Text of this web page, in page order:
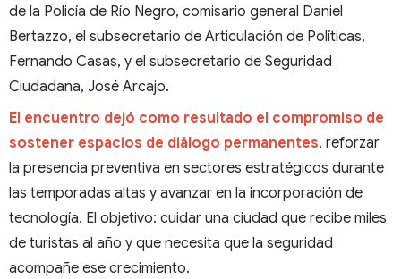
de la Policía de Río Negro, comisario general Daniel
Bertazzo, el subsecretario de Articulación de Políticas,
Fernando Casas, y el subsecretario de Seguridad
Ciudadana, José Arcajo.
El encuentro dejó como resultado el compromiso de
sostener espacios de diálogo permanentes, reforzar
la presencia preventiva en sectores estratégicos durante
las temporadas altas y avanzar en la incorporación de
tecnología. El objetivo: cuidar una ciudad que recibe miles
de turistas al año y que necesita que la seguridad
acompañe ese crecimiento.